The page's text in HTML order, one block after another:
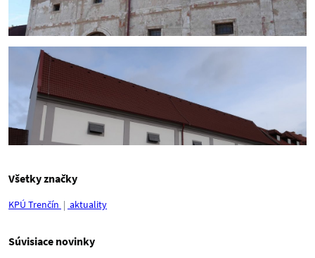
Všetky značky
KPÚ Trenčín aktuality
Súvisiace novinky